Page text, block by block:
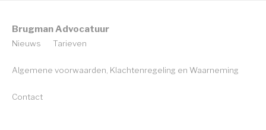
Brugman Advocatuur
Nieuws Tarieven
Algemene voorwaarden, Klachtenregeling en Waarneming
Contact